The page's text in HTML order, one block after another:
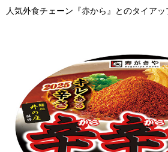
人気外食チェーン『赤から』とのタイアッ